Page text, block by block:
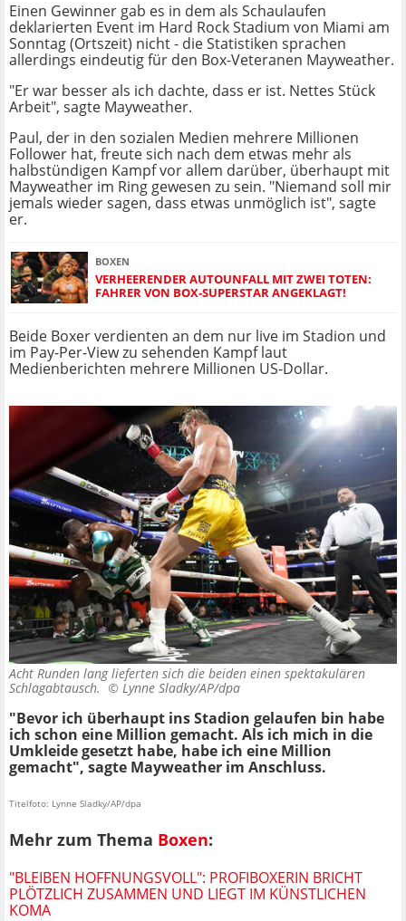
Einen Gewinner gab es in dem als Schaulaufen
deklarierten Event im Hard Rock Stadium von Miami am
Sonntag (Ortszeit) nicht - die Statistiken sprachen
allerdings eindeutig für den Box-Veteranen Mayweather.
"Er war besser als ich dachte, dass er ist. Nettes Stück
Arbeit", sagte Mayweather.
Paul, der in den sozialen Medien mehrere Millionen
Follower hat, freute sich nach dem etwas mehr als
halbstündigen Kampf vor allem darüber, überhaupt mit
Mayweather im Ring gewesen zu sein. "Niemand soll mir
jemals wieder sagen, dass etwas unmöglich ist", sagte
er.
BOXEN
VERHEERENDER AUTOUNFALL MIT ZWEI TOTEN:
FAHRER VON BOX-SUPERSTAR ANGEKLAGT!
Beide Boxer verdienten an dem nur live im Stadion und
im Pay-Per-View zu sehenden Kampf laut
Medienberichten mehrere Millionen US-Dollar.
Acht Runden lang lieferten sich die beiden einen spektakulären
Schlagabtausch. © Lynne Sladky/AP/dpa
"Bevor ich überhaupt ins Stadion gelaufen bin habe
ich schon eine Million gemacht. Als ich mich in die
Umkleide gesetzt habe, habe ich eine Million
gemacht", sagte Mayweather im Anschluss.
Titelfoto: Lynne Sladky/AP/dpa
Mehr zum Thema Boxen:
"BLEIBEN HOFFNUNGSVOLL": PROFIBOXERIN BRICHT
PLÖTZLICH ZUSAMMEN UND LIEGT IM KÜNSTLICHEN
KOMA